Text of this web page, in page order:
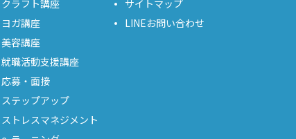
クラフト講座
ヨガ講座
美容講座
就職活動支援講座
応募・面接
ステップアップ
ストレスマネジメント
サイトマップ
LINEお問い合わせ